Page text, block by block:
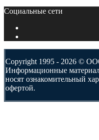
Социальные сети
Copyright 1995 - 2026 ©
Информационные
носят ознакомительный
офертой.